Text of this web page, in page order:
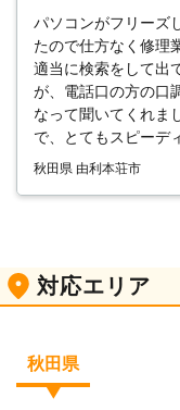
パソコンがフリーズ
たので仕方なく修理
適当に検索をして出
が、電話口の方の口
なって聞いてくれま
で、とてもスピーデ
秋田県 由利本荘市
対応エリア
秋田県